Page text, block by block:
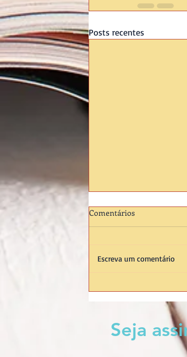
Posts recentes
Comentários
Escreva um comentário
Seja